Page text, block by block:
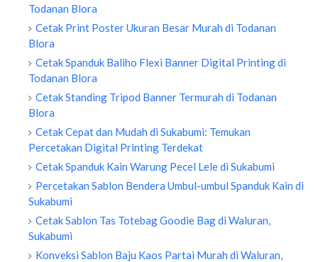
Todanan Blora
Cetak Print Poster Ukuran Besar Murah di Todanan
Blora
Cetak Spanduk Baliho Flexi Banner Digital Printing di
Todanan Blora
Cetak Standing Tripod Banner Termurah di Todanan
Blora
Cetak Cepat dan Mudah di Sukabumi: Temukan
Percetakan Digital Printing Terdekat
Cetak Spanduk Kain Warung Pecel Lele di Sukabumi
Percetakan Sablon Bendera Umbul-umbul Spanduk Kain di
Sukabumi
Cetak Sablon Tas Totebag Goodie Bag di Waluran,
Sukabumi
Konveksi Sablon Baju Kaos Partai Murah di Waluran,